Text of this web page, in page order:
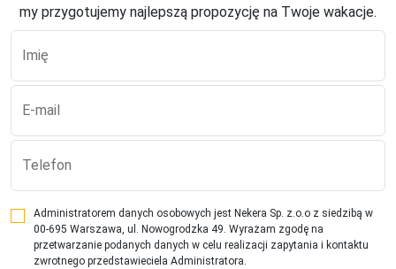
Pokoje:
Double room Standard
- łazienka (wanna/prysznic, WC, suszarka do włosów)
- TV
- sejf
- bezprzewodowy internet
- łazienka (wanna/prysznic, WC, suszarka do włosów)
- TV
- sejf
my przygotujemy najlepszą propozycję na Twoje wakacje.
Imię
E-mail
Telefon
Administratorem danych osobowych jest Nekera Sp. z.o.o z siedzibą w
00-695 Warszawa, ul. Nowogrodzka 49. Wyrażam zgodę na
przetwarzanie podanych danych w celu realizacji zapytania i kontaktu
zwrotnego przedstawieciela Administratora.